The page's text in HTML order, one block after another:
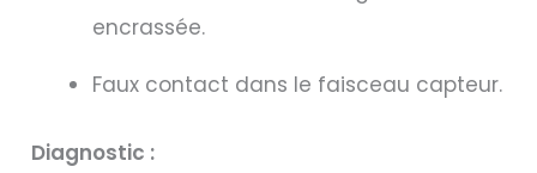
encrassée.
Faux contact dans le faisceau capteur.
Diagnostic :